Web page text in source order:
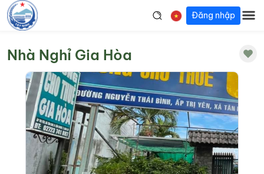
Đăng nhập
Nhà Nghỉ Gia Hòa